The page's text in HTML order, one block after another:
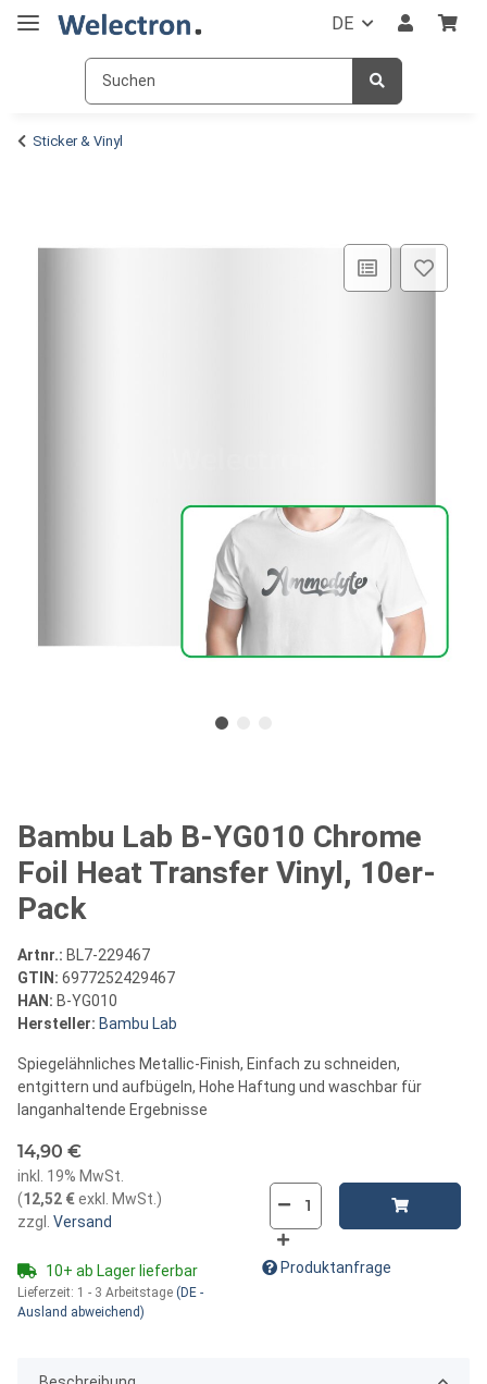
DE
Sticker & Vinyl
Bambu Lab B-YG010 Chrome
Foil Heat Transfer Vinyl, 10er-
Pack
Artnr.: BL7-229467
GTIN: 6977252429467
HAN: B-YG010
Hersteller: Bambu Lab
Spiegelähnliches Metallic-Finish, Einfach zu schneiden,
entgittern und aufbügeln, Hohe Haftung und waschbar für
langanhaltende Ergebnisse
14,90 €
inkl. 19% MwSt.
(12,52 €exkl. MwSt. )
zzgl.
Versand
10+ ab Lager lieferbar
Lieferzeit: 1 - 3 Arbeitstage (DE -
Ausland abweichend)
Produktanfrage